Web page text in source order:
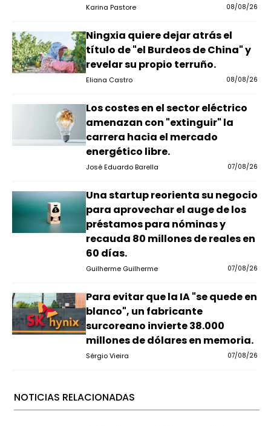
Karina Pastore 08/08/26
Ningxia quiere dejar atrás el
título de "el Burdeos de China" y
revelar su propio terruño.
Eliana Castro 08/08/26
Los costes en el sector eléctrico
amenazan con "extinguir" la
carrera hacia el mercado
energético libre.
José Eduardo Barella 07/08/26
Una startup reorienta su negocio
para aprovechar el auge de los
préstamos para nóminas y
recauda 80 millones de reales en
60 días.
Guilherme Guilherme 07/08/26
Para evitar que la IA "se quede en
blanco", un fabricante
surcoreano invierte 38.000
millones de dólares en memoria.
Sérgio Vieira 07/08/26
NOTICIAS RELACIONADAS